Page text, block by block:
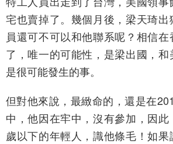
宅也賣掉了。幾個月後，梁天琦出
員還可不可以和他聯系呢？相信
了，唯一的可能性，是梁出國，
是很可能發生的事。
但對他來說，最緻命的，還是在
中，他因在牢中，沒有參加，因
歲以下的年輕人，識他條毛！如